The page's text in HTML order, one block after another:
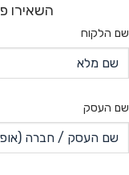
השאירו
שם הלקוח
שם העסק